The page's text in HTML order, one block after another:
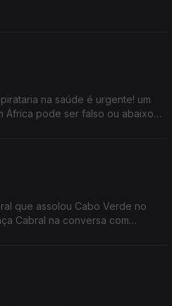
na saúde é urgente! um
África pode ser falso ou abaixo
que assolou Cabo Verde no
Cabral na conversa com